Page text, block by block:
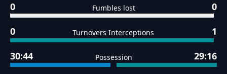
0 Fumbles lost 0
0 Turnovers Interceptions 1
30:44 Possession 29:16